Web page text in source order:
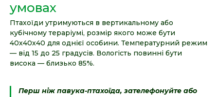
умовах
Птахоїди утримуються в вертикальному або
кубічному тераріумі, розмір якого може бути
40х40х40 для однієї особини. Температурний режим
— від 15 до 25 градусів. Вологість повинні бути
висока — близько 85%.
Перш ніж павука-птахоїда, зателефонуйте або